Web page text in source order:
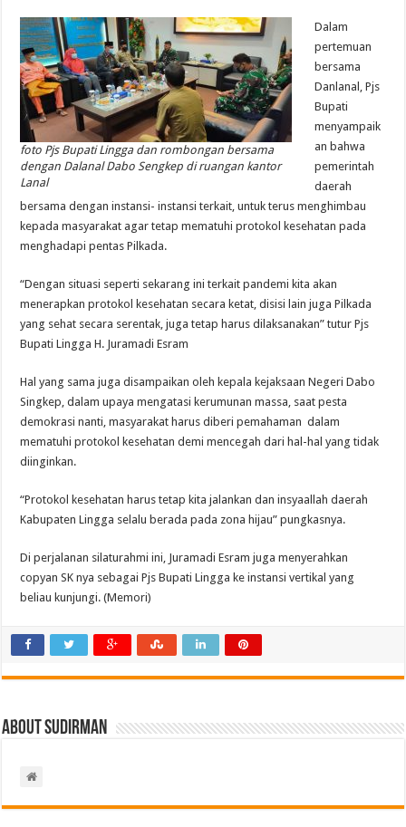
foto Pjs Bupati Lingga dan rombongan bersama
dengan Dalanal Dabo Sengkep di ruangan kantor
Lanal
Dalam
pertemuan
bersama
Danlanal, Pjs
Bupati
menyampaik
an bahwa
pemerintah
daerah
bersama dengan instansi- instansi terkait, untuk terus menghimbau
kepada masyarakat agar tetap mematuhi protokol kesehatan pada
menghadapi pentas Pilkada.
“Dengan situasi seperti sekarang ini terkait pandemi kita akan
menerapkan protokol kesehatan secara ketat, disisi lain juga Pilkada
yang sehat secara serentak, juga tetap harus dilaksanakan” tutur Pjs
Bupati Lingga H. Juramadi Esram
Hal yang sama juga disampaikan oleh kepala kejaksaan Negeri Dabo
Singkep, dalam upaya mengatasi kerumunan massa, saat pesta
demokrasi nanti, masyarakat harus diberi pemahaman dalam
mematuhi protokol kesehatan demi mencegah dari hal-hal yang tidak
diinginkan.
“Protokol kesehatan harus tetap kita jalankan dan insyaallah daerah
Kabupaten Lingga selalu berada pada zona hijau” pungkasnya.
Di perjalanan silaturahmi ini, Juramadi Esram juga menyerahkan
copyan SK nya sebagai Pjs Bupati Lingga ke instansi vertikal yang
beliau kunjungi. (Memori)
About Sudirman